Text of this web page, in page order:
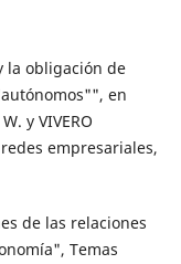
la obligación de
en
y VIVERO
empresariales,
de las relaciones
Temas